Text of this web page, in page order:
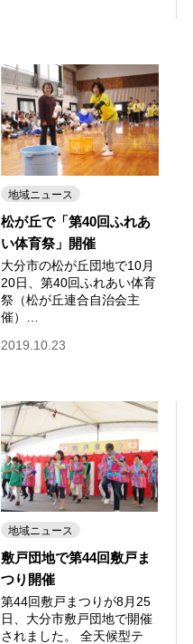
地域ニュース
松が丘で「第40回ふれあ
い体育祭」開催
大分市の松が丘団地で10月
20日、第40回ふれあい体育
祭（松が丘連合自治会主
催）…
2019.10.23
地域ニュース
敷戸団地で第44回敷戸ま
つり開催
第44回敷戸まつりが8月25
日、大分市敷戸団地で開催
されました。 全天候型テ